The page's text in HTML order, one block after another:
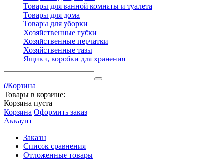
Товары для ванной комнаты и туалета
Товары для дома
Товары для уборки
Хозяйственные губки
Хозяйственные перчатки
Хозяйственные тазы
Ящики, коробки для хранения
0Корзина
Товары в корзине:
Корзина пуста
Корзина Оформить заказ
Аккаунт
Заказы
Список сравнения
Отложенные товары